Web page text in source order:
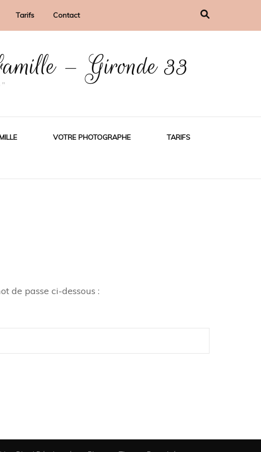
Tarifs Contact
– Gironde 33
VOTRE PHOTOGRAPHE TARIFS
de passe ci-dessous :